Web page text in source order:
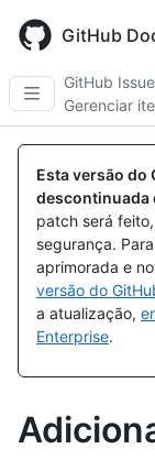
main
content
GitHub
GitHub
Gerenciar
Esta versão do
descontinuada
patch será
segurança.
aprimorada e
versão do
a atualização,
Enterprise.